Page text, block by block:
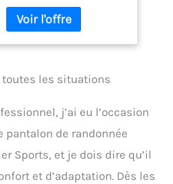
trekking et la randonnée
ou pour le quotidien,
Particulièrement pour les
Pro 4 hautement élastique
mouvement, Pas de
sensation désagréable de
technologie Dryprotec à
séchage rapide Isolation
toutes les situations
j’ai eu l’occasion
pantalon de randonnée
Sports, et je dois dire qu’il
et d’adaptation. Dès les